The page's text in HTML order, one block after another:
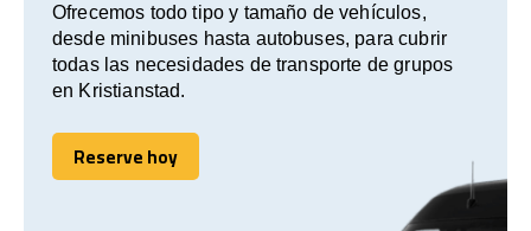
Ofrecemos todo tipo y tamaño de vehículos,
desde minibuses hasta autobuses, para cubrir
todas las necesidades de transporte de grupos
en Kristianstad.
Reserve hoy
Reserve hoy